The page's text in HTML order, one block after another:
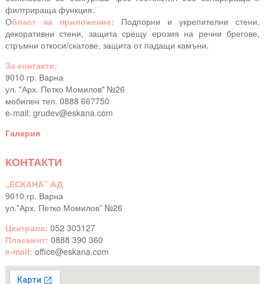
филтрираща функция.
Област на приложение: Подпорни и укрепителни стени,
декоративни стени, защита срещу ерозия на речни брегове,
стръмни откоси/скатове, защита от падащи камъни.
За контакти:
9010 гр. Варна
ул. "Арх. Петко Момилов" №26
мобилен тел. 0888 667750
e-mail: grudev@eskana.com
Галерия
КОНТАКТИ
„ЕСКАНА” АД
9010 гр. Варна
ул."Арх. Петко Момилов” №26
Централа: 052 303127
Пласмент: 0888 390 360
e-mail: office@eskana.com